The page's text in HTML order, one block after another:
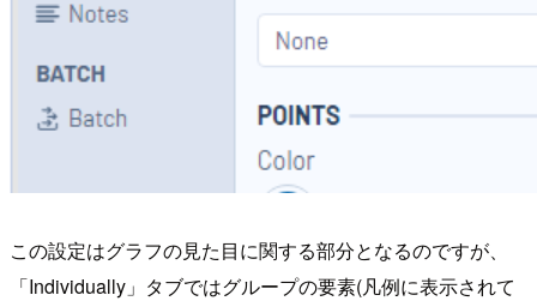
この設定はグラフの見た目に関する部分となるのですが、
「Individually」タブではグループの要素(凡例に表示されて